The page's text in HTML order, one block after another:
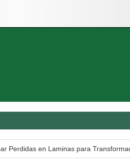
Perdidas en Laminas para